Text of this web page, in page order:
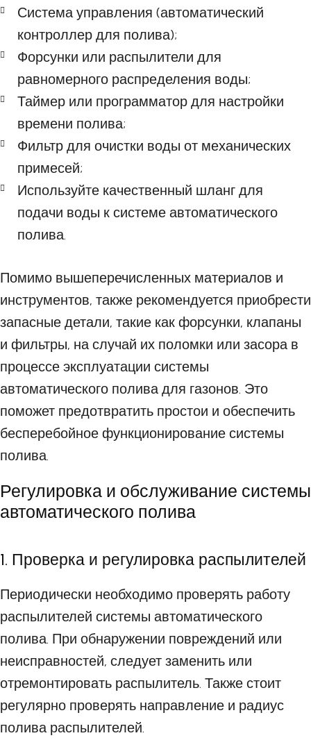
Система управления (автоматический
контроллер для полива);
Форсунки или распылители для
равномерного распределения воды;
Таймер или программатор для настройки
времени полива;
Фильтр для очистки воды от механических
примесей;
Используйте качественный шланг для
подачи воды к системе автоматического
полива.
Помимо вышеперечисленных материалов и
инструментов, также рекомендуется приобрести
запасные детали, такие как форсунки, клапаны
и фильтры, на случай их поломки или засора в
процессе эксплуатации системы
автоматического полива для газонов. Это
поможет предотвратить простои и обеспечить
бесперебойное функционирование системы
полива.
Регулировка и обслуживание системы
автоматического полива
1. Проверка и регулировка распылителей
Периодически необходимо проверять работу
распылителей системы автоматического
полива. При обнаружении повреждений или
неисправностей, следует заменить или
отремонтировать распылитель. Также стоит
регулярно проверять направление и радиус
полива распылителей.